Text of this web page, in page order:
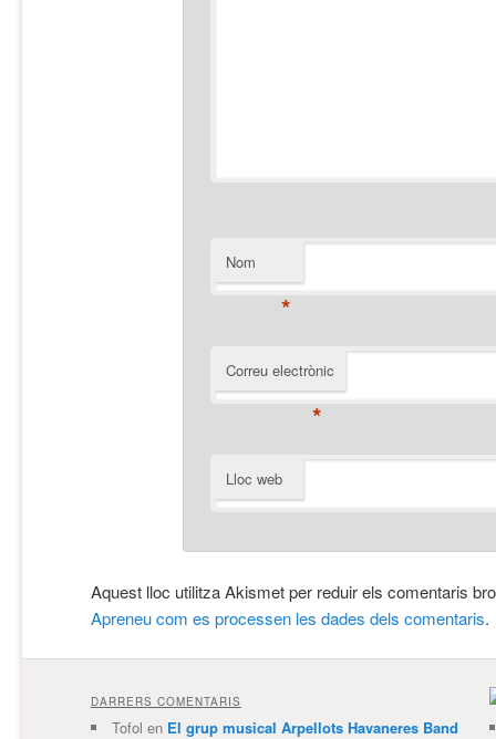
Nom
*
Correu electrònic
*
Lloc web
Aquest lloc utilitza Akismet per reduir els comentaris
Apreneu com es processen les dades dels comentaris.
DARRERS COMENTARIS
Tofol en El grup musical Arpellots Havaneres Band